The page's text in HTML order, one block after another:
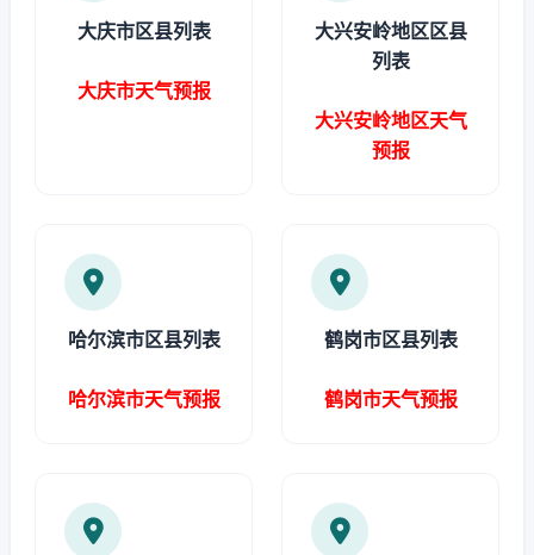
大庆市区县列表
大庆市天气预报
大兴安岭地区区县
列表
大兴安岭地区天气
预报
哈尔滨市区县列表
哈尔滨市天气预报
鹤岗市区县列表
鹤岗市天气预报